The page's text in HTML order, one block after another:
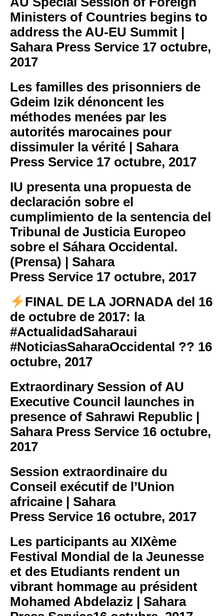
Ministers of Countries begins to
address the AU-EU Summit |
Sahara Press Service 17 octubre,
2017
Les familles des prisonniers de
Gdeim Izik dénoncent les
méthodes menées par les
autorités marocaines pour
dissimuler la vérité | Sahara
Press Service 17 octubre, 2017
IU presenta una propuesta de
declaración sobre el
cumplimiento de la sentencia del
Tribunal de Justicia Europeo
sobre el Sáhara Occidental.
(Prensa) | Sahara
Press Service 17 octubre, 2017
FINAL DE LA JORNADA del 16
de octubre de 2017: la
#ActualidadSaharaui
#NoticiasSaharaOccidental ?? 16
octubre, 2017
Extraordinary Session of AU
Executive Council launches in
presence of Sahrawi Republic |
Sahara Press Service 16 octubre,
2017
Session extraordinaire du
Conseil exécutif de l’Union
africaine | Sahara
Press Service 16 octubre, 2017
Les participants au XIXème
Festival Mondial de la Jeunesse
et des Etudiants rendent un
vibrant hommage au président
Mohamed Abdelaziz | Sahara